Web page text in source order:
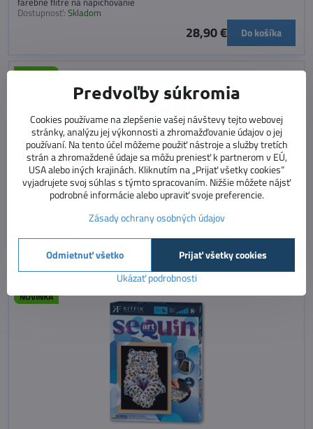
Dostupnosť: Skladom
28,90 € Do košíka
Napichovanie flitrov Gekóny
NOVINKA
napichovanie flitrov na zamatovú podložku
Dostupnosť:Skladom
28,90 € Do košíka
NOVINKA
Predvoľby súkromia
Cookies používame na zlepšenie vašej návštevy tejto webovej
stránky, analýzu jej výkonnosti a zhromažďovanie údajov o jej
používaní. Na tento účel môžeme použiť nástroje a služby tretích
strán a zhromaždené údaje sa môžu preniesť k partnerom v EÚ,
USA alebo iných krajinách. Kliknutím na „Prijať všetky cookies“
vyjadrujete svoj súhlas s týmto spracovaním. Nižšie môžete nájsť
podrobné informácie alebo upraviť svoje preferencie.
Zásady ochrany osobných údajov
Ukázať podrobnosti
Prijať všetky cookies
Odmietnuť všetko